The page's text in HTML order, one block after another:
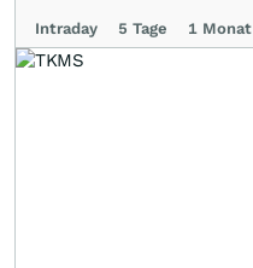
Intraday 5 Tage 1 Monat